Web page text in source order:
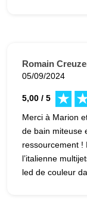
Romain
05/09/2024
5,00 / 5
Merci à Marion
de bain miteuse
ressourcement !
l’italienne
led de couleur